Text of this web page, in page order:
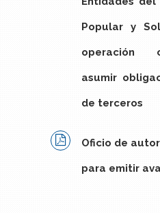
Popular y
operación
asumir
de terceros
Oficio de
para emitir